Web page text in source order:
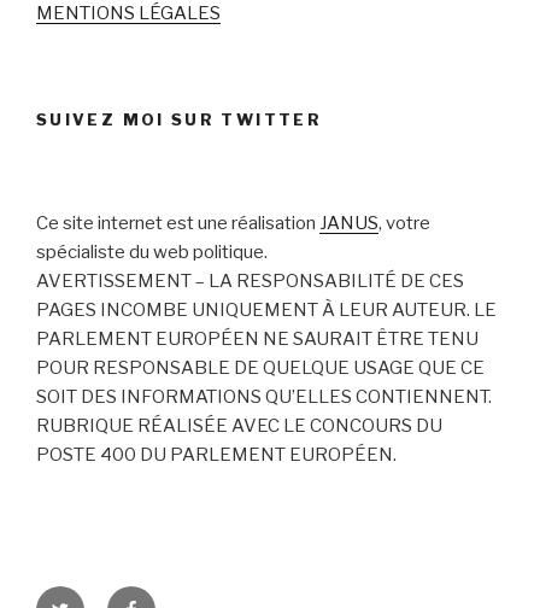
MENTIONS LÉGALES
SUIVEZ MOI SUR TWITTER
Ce site internet est une réalisation JANUS, votre
spécialiste du web politique.
AVERTISSEMENT – LA RESPONSABILITÉ DE CES
PAGES INCOMBE UNIQUEMENT À LEUR AUTEUR. LE
PARLEMENT EUROPÉEN NE SAURAIT ÊTRE TENU
POUR RESPONSABLE DE QUELQUE USAGE QUE CE
SOIT DES INFORMATIONS QU’ELLES CONTIENNENT.
RUBRIQUE RÉALISÉE AVEC LE CONCOURS DU
POSTE 400 DU PARLEMENT EUROPÉEN.
Twitter Facebook